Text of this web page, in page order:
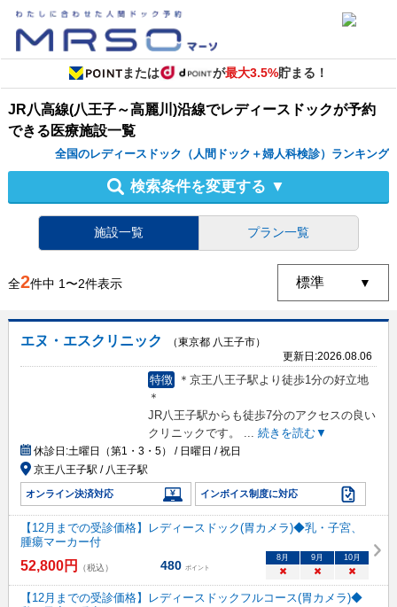
または が最大3.5%貯まる！
JR八高線(八王子～高麗川)沿線でレディースドックが予約
できる医療施設一覧
全国のレディースドック（人間ドック＋婦人科検診）ランキング
検索条件を変更する ▼
施設一覧 プラン一覧
全2件中 1〜2件表示
エヌ・エスクリニック
（東京都 八王子市）
更新日:2026.08.06
特徴
＊京王八王子駅より徒歩1分の好立地
＊
JR八王子駅からも徒歩7分のアクセスの良い
クリニックです。 ... 続きを読む▼
休診日:土曜日（第1・3・5） / 日曜日 / 祝日
京王八王子駅 / 八王子駅
オンライン決済対応 インボイス制度に対応
【12月までの受診価格】レディースドック(胃カメラ)◆乳・子宮、
腫瘍マーカー付
52,800円 （税込） 480 ポイント
8月 9月 10月
× × ×
【12月までの受診価格】レディースドックフルコース(胃カメラ)◆